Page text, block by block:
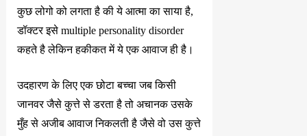
कुछ लोगो को लगता है की ये आत्मा का साया है,
डॉक्टर इसे multiple personality disorder
कहते है लेकिन हकीकत में ये एक आवाज ही है।
उदहारण के लिए एक छोटा बच्चा जब किसी
जानवर जैसे कुत्ते से डरता है तो अचानक उसके
मुँह से अजीब आवाज निकलती है जैसे वो उस कुत्ते